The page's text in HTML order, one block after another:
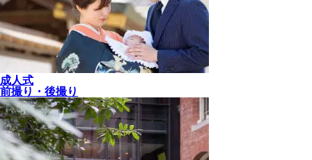
成人式
前撮り・後撮り